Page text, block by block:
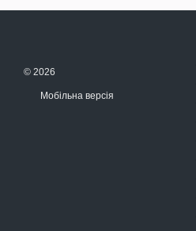
© 2026
Мобільна версія